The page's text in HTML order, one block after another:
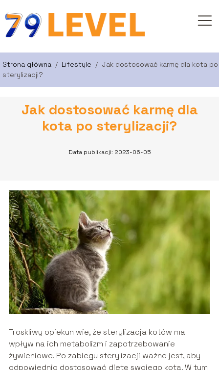
Strona główna / Lifestyle / Jak dostosować karmę dla kota po
sterylizacji?
Jak dostosować karmę dla
kota po sterylizacji?
Data publikacji: 2023-06-05
Troskliwy opiekun wie, że sterylizacja kotów ma
wpływ na ich metabolizm i zapotrzebowanie
żywieniowe. Po zabiegu sterylizacji ważne jest, aby
odpowiednio dostosować dietę swojego kota. W tym